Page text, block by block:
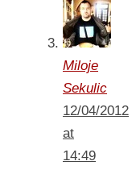
Miloje
Sekulic
12/04/2012
at
14:49